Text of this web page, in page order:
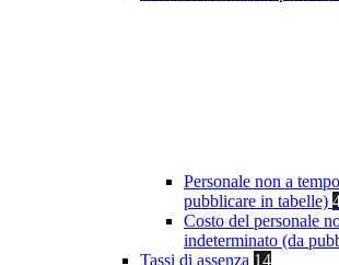
Personale non a
pubblicare in tabelle)
Costo del personale
indeterminato (da
Tassi di assenza 14